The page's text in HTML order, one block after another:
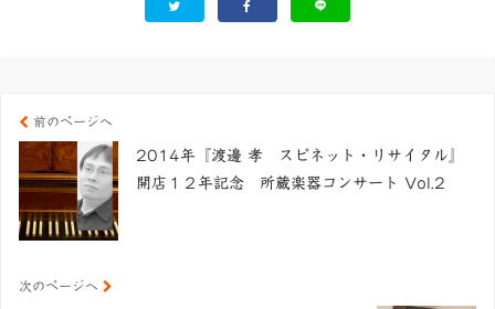
前のページへ
2014年『渡邊 孝 スピネット・リサイタル』
開店１２年記念 所蔵楽器コンサート Vol.2
次のページへ